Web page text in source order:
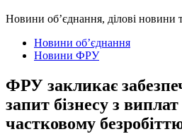
Новини об’єднання, ділові новини
Новини об’єднання
Новини ФРУ
ФРУ закликає
запит бізнесу з
частковому